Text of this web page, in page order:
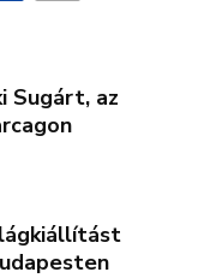
Sugárt, az